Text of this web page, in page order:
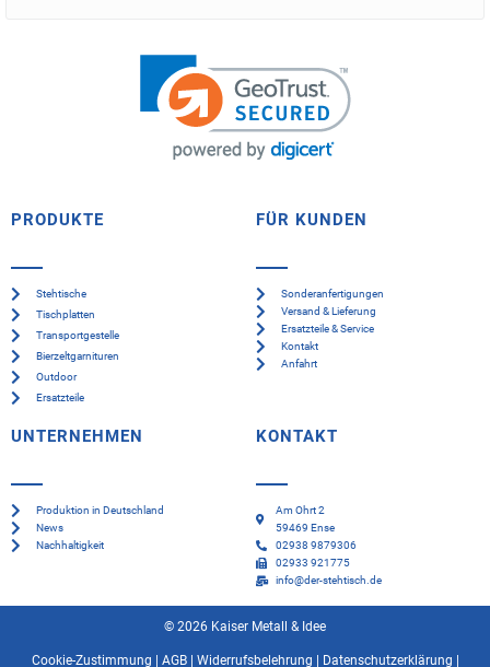
PRODUKTE
Stehtische
Tischplatten
Transportgestelle
Bierzeltgarnituren
Outdoor
Ersatzteile
FÜR KUNDEN
Sonderanfertigungen
Versand & Lieferung
Ersatzteile & Service
Kontakt
Anfahrt
UNTERNEHMEN
Produktion in Deutschland
News
Nachhaltigkeit
KONTAKT
Am Ohrt 2
59469 Ense
02938 9879306
02933 921775
info@der-stehtisch.de
© 2026 Kaiser Metall & Idee
Cookie-Zustimmung AGB| Widerrufsbelehrung Datenschutzerklärung